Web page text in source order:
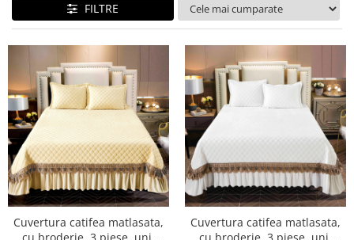
FILTRE
Cuvertura catifea matlasata,
Cuvertura catifea matlasata,